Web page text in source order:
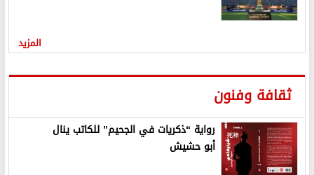
المزيد
ثقافة وفنون
رواية “ذكريات في الجحيم” للكاتب ينال
أبو حشيش